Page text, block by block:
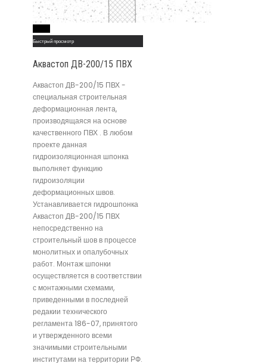
Быстрый просмотр
Аквастоп ДВ-200/15 ПВХ
Аквастоп ДВ-200/15 ПВХ -
специальная строительная
деформационная лента,
производящаяся на основе
качественного ПВХ . В любом
проекте данная
гидроизоляционная шпонка
выполняет функцию
гидроизоляции
деформационных швов.
Устанавливается гидрошпонка
Аквастоп ДВ-200/15 ПВХ
непосредственно на
строительный шов в процессе
монолитных и опалубочных
работ. Монтаж шпонки
осуществляется в соответствии
с монтажными схемами,
приведенными в последней
редакии технического
регламента 186-07, принятого
и утвержденного всеми
значимыми строительными
институтами на территории РФ.